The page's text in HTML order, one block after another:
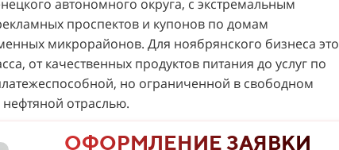
автономного округа, с экстремальным
проспектов и купонов по домам
микрорайонов. Для ноябрянского бизнеса это
от качественных продуктов питания до услуг по
но ограниченной в свободном
отраслью.
ОФОРМЛЕНИЕ ЗАЯВКИ